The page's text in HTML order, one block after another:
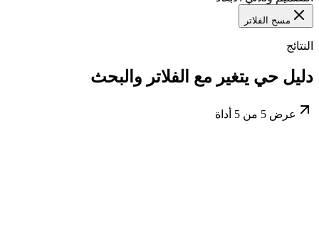
مسح الفلاتر
النتائج
دليل حي يتغير مع الفلاتر والبحث
عرض 5 من 5 أداة